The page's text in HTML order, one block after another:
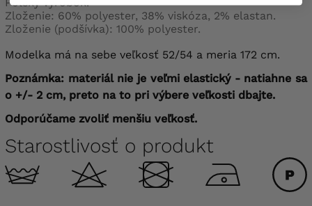
Zloženie: 60% polyester, 38% viskóza, 2% elastan.
Zloženie (podšívka): 100% polyester.
Modelka má na sebe veľkosť 52/54 a meria 172 cm.
Poznámka: materiál nie je veľmi elastický - natiahne sa
o +/- 2 cm, preto na to pri výbere veľkosti dbajte.
Odporúčame zvoliť menšiu veľkosť.
Starostlivosť o produkt